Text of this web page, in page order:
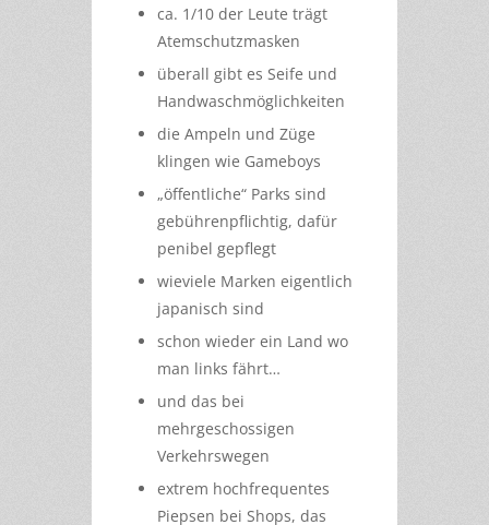
ca. 1/10 der Leute trägt
Atemschutzmasken
überall gibt es Seife und
Handwaschmöglichkeiten
die Ampeln und Züge
klingen wie Gameboys
„öffentliche“ Parks sind
gebührenpflichtig, dafür
penibel gepflegt
wieviele Marken eigentlich
japanisch sind
schon wieder ein Land wo
man links fährt…
und das bei
mehrgeschossigen
Verkehrswegen
extrem hochfrequentes
Piepsen bei Shops, das